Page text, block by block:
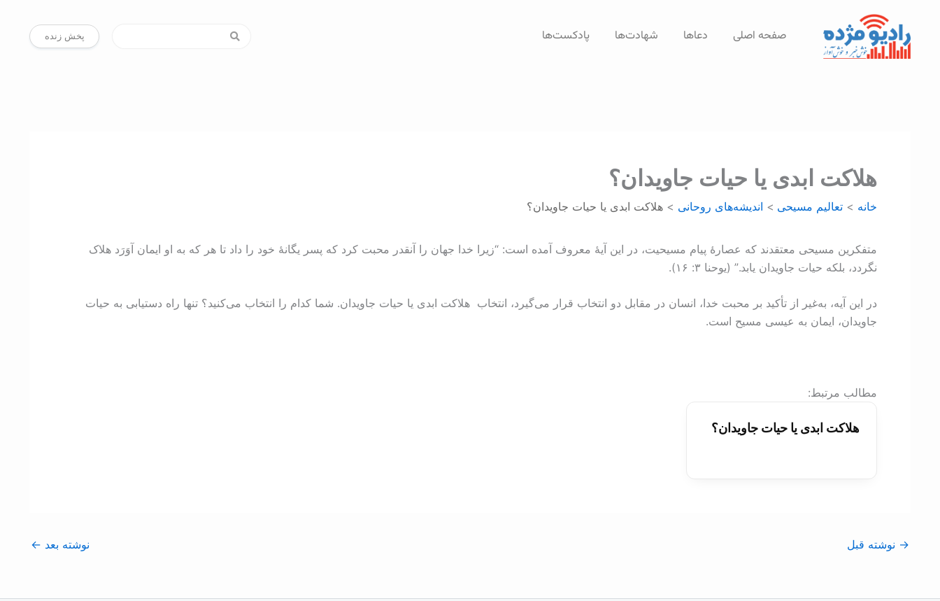
پخش زنده پادکست‌ها شهادت‌ها دعاها صفحه اصلی
هلاکت ابدی یا حیات جاويدان؟
خانه تعالیم مسیحی اندیشه‌های روحانی هلاکت ابدی یا حیات جاويدان؟
متفکرین مسیحی معتقدند که عصارۀ پیام مسیحیت، در این آیۀ معروف آمده است: “زیرا خدا جهان را آنقدر محبت کرد که پسر یگانۀ خود را داد تا هر که به او ایمان آوَرَد هلاک
نگردد، بلکه حیات جاویدان یابد.” (یوحنا ۳: ۱۶).
در این آیه، به‌غیر از تأکید بر محبت خدا، انسان در مقابل دو انتخاب قرار می‌گیرد، انتخاب هلاکت ابدی یا حیات جاويدان. شما کدام را انتخاب می‌کنید؟ تنها راه دستیابی به حیات
جاويدان، ایمان به عيسی مسیح است.
:مطالب مرتبط
هلاکت ابدی یا حیات جاويدان؟
→ نوشته قبل نوشته بعد ←